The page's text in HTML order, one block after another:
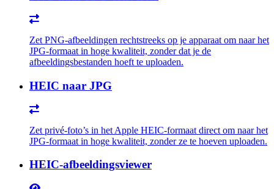
Zet PNG-afbeeldingen rechtstreeks op je apparaat om naar het
JPG-formaat in hoge kwaliteit, zonder dat je de
afbeeldingsbestanden hoeft te uploaden.
HEIC naar JPG
Zet privé-foto’s in het Apple HEIC-formaat direct om naar het
JPG-formaat in hoge kwaliteit, zonder ze te hoeven uploaden.
HEIC-afbeeldingsviewer